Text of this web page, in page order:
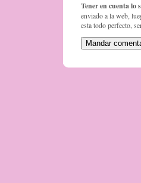
Tener en cuenta lo
enviado a la web,
esta todo perfecto,